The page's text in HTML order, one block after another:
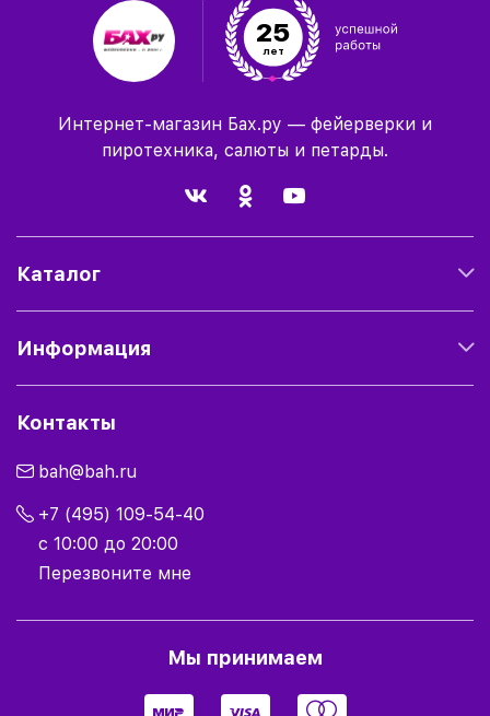
25
лет
Интернет-магазин Бах.ру — фейерверки и
пиротехника, салюты и петарды.
Каталог
Информация
Контакты
bah@bah.ru
+7 (495) 109-54-40
с 10:00 до 20:00
Перезвоните мне
Мы принимаем